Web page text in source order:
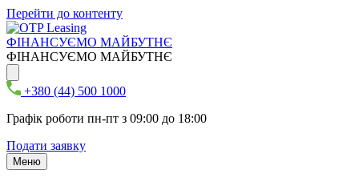
Перейти до контенту
ФІНАНСУЄМО МАЙБУТНЄ
ФІНАНСУЄМО МАЙБУТНЄ
+380 (44) 500 1000
Графік роботи пн-пт з 09:00 до 18:00
Подати заявку
Меню